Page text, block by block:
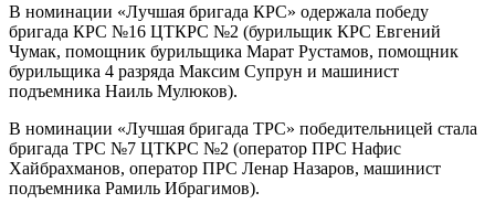
В номинации «Лучшая бригада КРС» одержала победу
бригада КРС №16 ЦТКРС №2 (бурильщик КРС Евгений
Чумак, помощник бурильщика Марат Рустамов, помощник
бурильщика 4 разряда Максим Супрун и машинист
подъемника Наиль Мулюков).
В номинации «Лучшая бригада ТРС» победительницей стала
бригада ТРС №7 ЦТКРС №2 (оператор ПРС Нафис
Хайбрахманов, оператор ПРС Ленар Назаров, машинист
подъемника Рамиль Ибрагимов).